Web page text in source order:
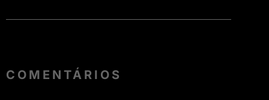
COMENTÁRIOS